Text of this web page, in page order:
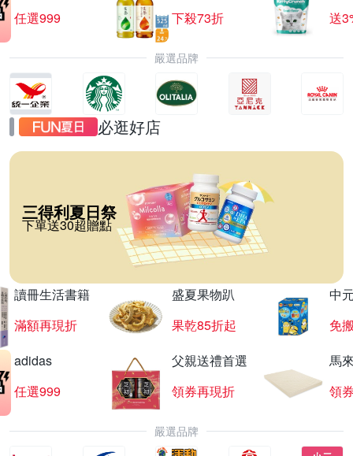
任選999
下殺73折
送
嚴選品牌
必逛好店
三得利夏日祭
下單送30超贈點
讀冊生活書籍
滿額再現折
盛夏果物趴
果乾85折起
中
免
adidas
任選999
父親送禮首選
領券再現折
馬
領
嚴選品牌